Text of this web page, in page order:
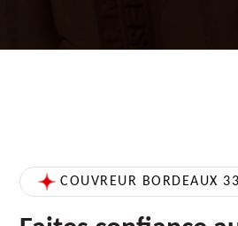
COUVREUR BORDEAUX 33